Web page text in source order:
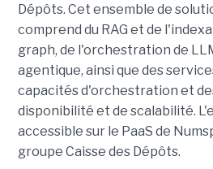
Dépôts. Cet ensemble de
comprend du RAG et de
graph, de l'orchestration de
agentique, ainsi que des
capacités d'orchestration et
disponibilité et de scalabilité.
accessible sur le PaaS de
groupe Caisse des Dépôts.